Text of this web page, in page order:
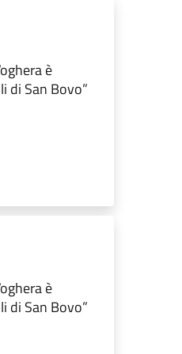
è
di San Bovo”
è
di San Bovo”